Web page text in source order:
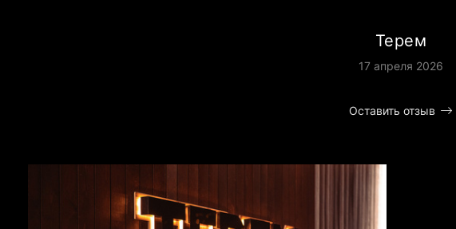
Терем
17 апреля 2026
Оставить отзыв